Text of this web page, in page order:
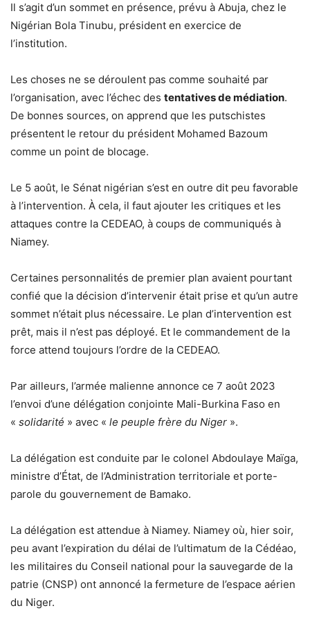
Il s’agit d’un sommet en présence, prévu à Abuja, chez le
Nigérian Bola Tinubu, président en exercice de
l’institution.
Les choses ne se déroulent pas comme souhaité par
l’organisation, avec l’échec des tentatives de médiation.
De bonnes sources, on apprend que les putschistes
présentent le retour du président Mohamed Bazoum
comme un point de blocage.
Le 5 août, le Sénat nigérian s’est en outre dit peu favorable
à l’intervention. À cela, il faut ajouter les critiques et les
attaques contre la CEDEAO, à coups de communiqués à
Niamey.
Certaines personnalités de premier plan avaient pourtant
confié que la décision d’intervenir était prise et qu’un autre
sommet n’était plus nécessaire. Le plan d’intervention est
prêt, mais il n’est pas déployé. Et le commandement de la
force attend toujours l’ordre de la CEDEAO.
Par ailleurs, l’armée malienne annonce ce 7 août 2023
l’envoi d’une délégation conjointe Mali-Burkina Faso en
« solidarité » avec « le peuple frère du Niger ».
La délégation est conduite par le colonel Abdoulaye Maïga,
ministre d’État, de l’Administration territoriale et porte-
parole du gouvernement de Bamako.
La délégation est attendue à Niamey. Niamey où, hier soir,
peu avant l’expiration du délai de l’ultimatum de la Cédéao,
les militaires du Conseil national pour la sauvegarde de la
patrie (CNSP) ont annoncé la fermeture de l’espace aérien
du Niger.